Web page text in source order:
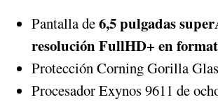
Pantalla de6,5 pulgadas
resolución FullHD+ en
Protección Corning Gorilla
Procesador Exynos 9611 de